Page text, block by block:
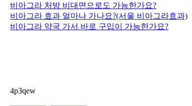
비아그라 처방 비대면으로도 가능한가요?
비아그라 효과 얼마나 가나요?(서울 비아그라효과)
비아그라 약국 가서 바로 구입이 가능한가요?
4p3qew